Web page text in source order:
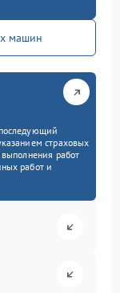
машин
страховых
выполнения работ
работ и